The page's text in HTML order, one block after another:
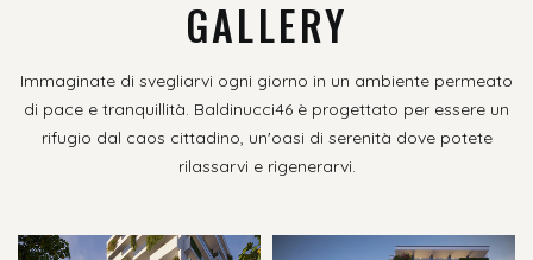
GALLERY
Immaginate di svegliarvi ogni giorno in un ambiente permeato
di pace e tranquillità. Baldinucci46 è progettato per essere un
rifugio dal caos cittadino, un'oasi di serenità dove potete
rilassarvi e rigenerarvi.